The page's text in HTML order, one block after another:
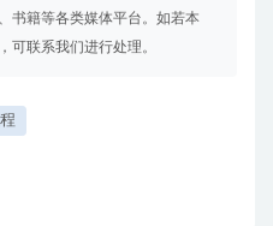
书籍等各类媒体平台。如若本
可联系我们进行处理。